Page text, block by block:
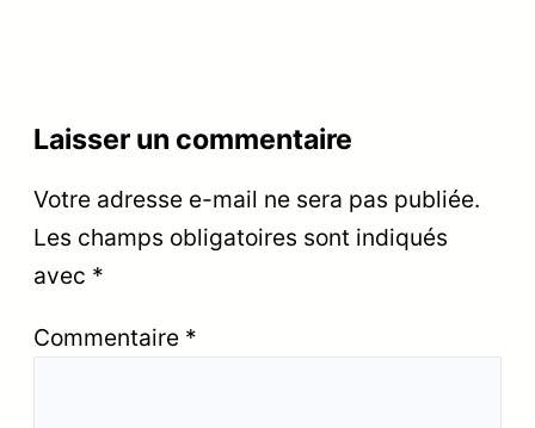
Laisser un commentaire
Votre adresse e-mail ne sera pas publiée.
Les champs obligatoires sont indiqués
avec *
Commentaire *